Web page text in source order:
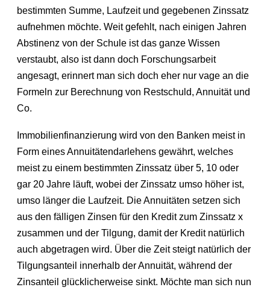
bestimmten Summe, Laufzeit und gegebenen Zinssatz
aufnehmen möchte. Weit gefehlt, nach einigen Jahren
Abstinenz von der Schule ist das ganze Wissen
verstaubt, also ist dann doch Forschungsarbeit
angesagt, erinnert man sich doch eher nur vage an die
Formeln zur Berechnung von Restschuld, Annuität und
Co.
Immobilienfinanzierung wird von den Banken meist in
Form eines Annuitätendarlehens gewährt, welches
meist zu einem bestimmten Zinssatz über 5, 10 oder
gar 20 Jahre läuft, wobei der Zinssatz umso höher ist,
umso länger die Laufzeit. Die Annuitäten setzen sich
aus den fälligen Zinsen für den Kredit zum Zinssatz x
zusammen und der Tilgung, damit der Kredit natürlich
auch abgetragen wird. Über die Zeit steigt natürlich der
Tilgungsanteil innerhalb der Annuität, während der
Zinsanteil glücklicherweise sinkt. Möchte man sich nun